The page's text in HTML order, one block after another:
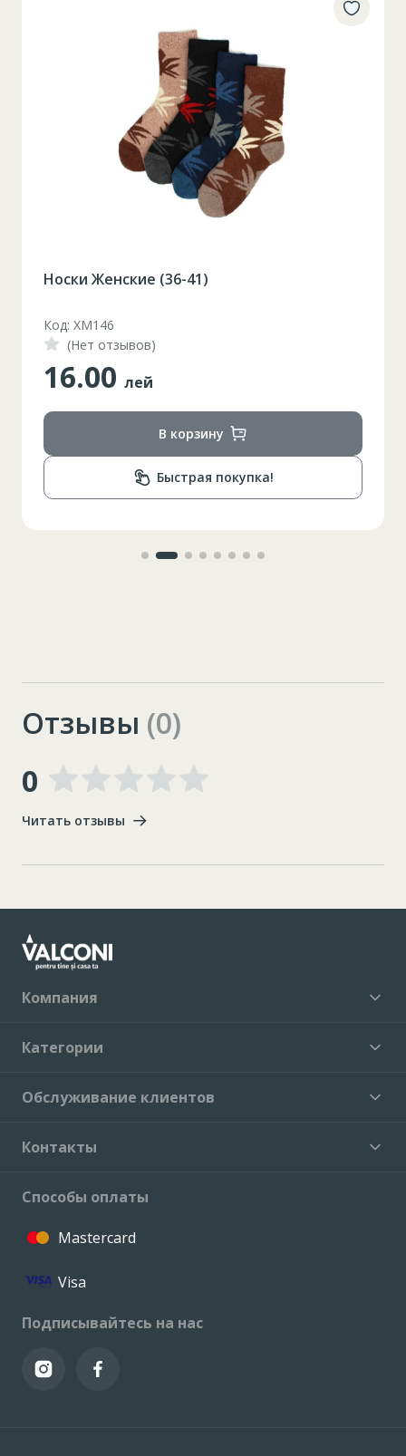
Носки Женские (36-41)
Код: XM146
(Нет отзывов)
16.00 лей
В корзину
Быстрая покупка!
Отзывы (0)
0
Читать отзывы
Компания
Категории
Обслуживание клиентов
Контакты
Способы оплаты
Mastercard
Visa
Подписывайтесь на нас